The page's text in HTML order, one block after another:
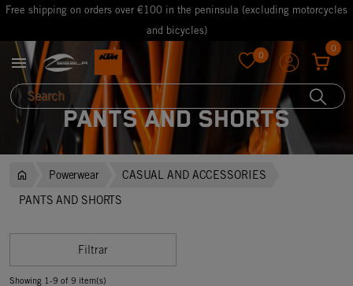
Free shipping on orders over €100 in the peninsula (excluding motorcycles
and bicycles)
 0
0
PANTS AND SHORTS
Powerwear
CASUAL AND ACCESSORIES
PANTS AND SHORTS
Filtrar
Showing 1-9 of 9 item(s)